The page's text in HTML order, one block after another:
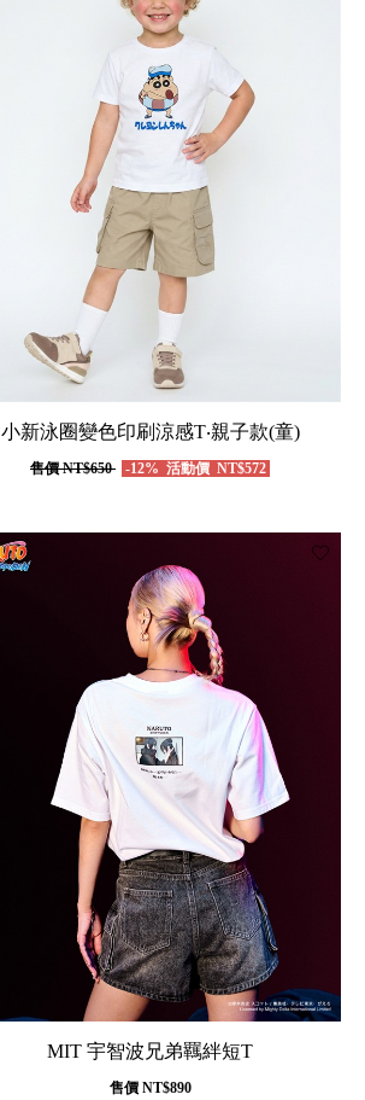
小新泳圈變色印刷涼感T‧親子款(童)
售價NT$650 -12% 活動價 NT$572
MIT 宇智波兄弟羈絆短T
售價NT$890